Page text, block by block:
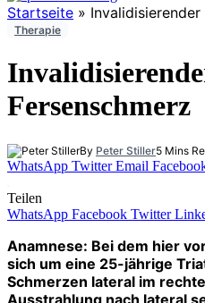
Startseite » Invalidisierender
Therapie
Fersenschmerz
By Peter Stiller5 Mins
WhatsApp Twitter Email
Teilen
WhatsApp Facebook Twitter
Anamnese: Bei dem hier
sich um eine 25-jährige
Schmerzen lateral im
Ausstrahlung nach lateral